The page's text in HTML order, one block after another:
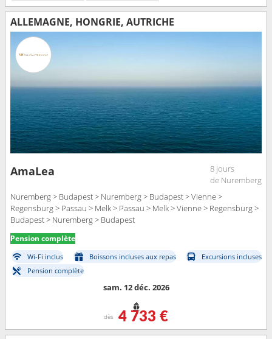
ALLEMAGNE, HONGRIE, AUTRICHE
AmaLea
8 jours
de Nuremberg
Nuremberg > Budapest > Nuremberg > Budapest > Vienne >
Regensburg > Passau > Melk > Passau > Melk > Vienne > Regensburg >
Budapest > Nuremberg > Budapest
Pension complète
Wi-Fi inclus Boissons incluses aux repas
Excursions incluses
Pension complète
sam. 12 déc. 2026
dès 4 733 €